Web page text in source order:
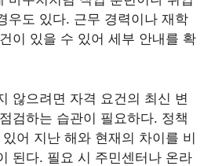
우도 있다. 근무 경력이나 재학
이 있을 수 있어 세부 안내를 확
않으려면 자격 요건의 최신 변
검하는 습관이 필요하다. 정책
어 지난 해와 현재의 차이를 비
된다. 필요 시 주민센터나 온라